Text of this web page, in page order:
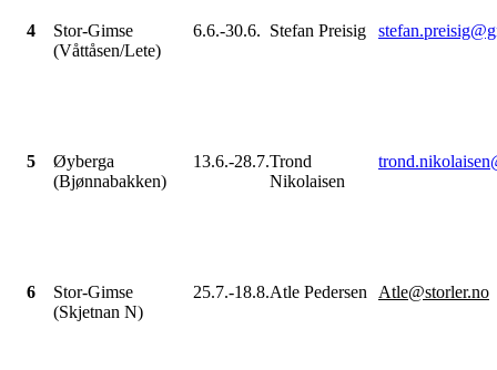
4
Stor-Gimse
(Våttåsen/Lete)
6.6.-30.6. Stefan Preisig
5
Øyberga
(Bjønnabakken)
13.6.-28.7.Trond
Nikolaisen
6
Stor-Gimse
(Skjetnan N)
25.7.-18.8.Atle Pedersen Atle@storler.no